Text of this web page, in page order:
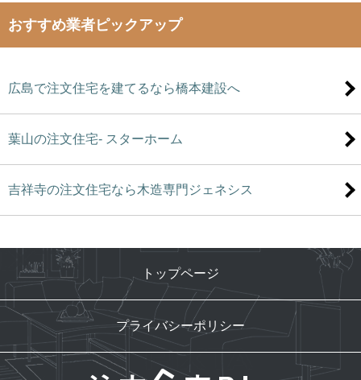
おすすめ業者ピックアップ
広島で注文住宅を建てるなら橋本建設へ
葉山の注文住宅- スターホーム
吉祥寺の注文住宅なら木造専門ジェネシス
トップページ
プライバシーポリシー